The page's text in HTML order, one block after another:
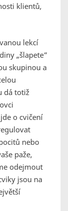
klientů,
lekcí
„šlapete“
skupinou a
dá totiž
o cvičení
nebo
paže,
odejmout
jsou na